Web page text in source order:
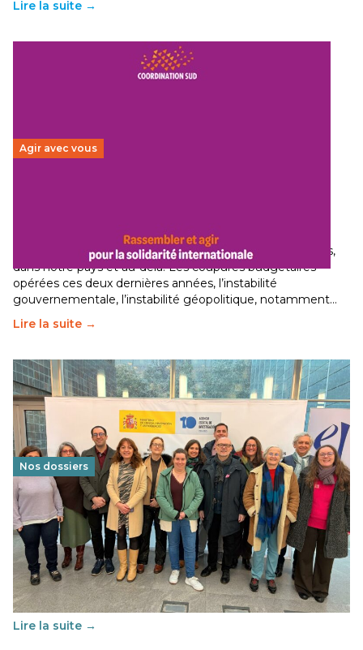
Lire la suite →
Agir avec vous
Le secteur humanitaire connaît des difficultés profondes,
dans notre pays et au-delà. Les coupures budgétaires
opérées ces deux dernières années, l’instabilité
gouvernementale, l’instabilité géopolitique, notamment…
Lire la suite →
Nos dossiers
Éducation au vivre-ensemble : un échange croisé
franco-espagnol pour changer d’approche
29 juin 2026-National
Cette année, l'UNSA Éducation a mené un projet Erasmus
soutenu par l'union Européenne et centré sur l'éducation
au vivre-ensemble : quelles différences entre la France…
Lire la suite →